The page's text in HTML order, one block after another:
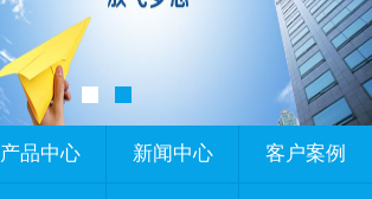
产品中心 新闻中心 客户案例